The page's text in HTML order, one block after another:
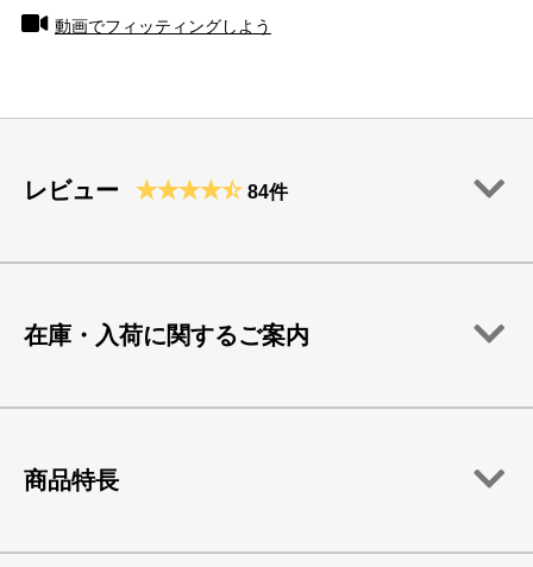
動画でフィッティングしよう
レビュー 84件
在庫・入荷に関するご案内
商品特長